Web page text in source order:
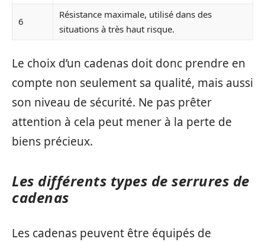
6
Résistance maximale, utilisé dans des
situations à très haut risque.
Le choix d’un cadenas doit donc prendre en
compte non seulement sa qualité, mais aussi
son niveau de sécurité. Ne pas prêter
attention à cela peut mener à la perte de
biens précieux.
Les différents types de serrures de
cadenas
Les cadenas peuvent être équipés de